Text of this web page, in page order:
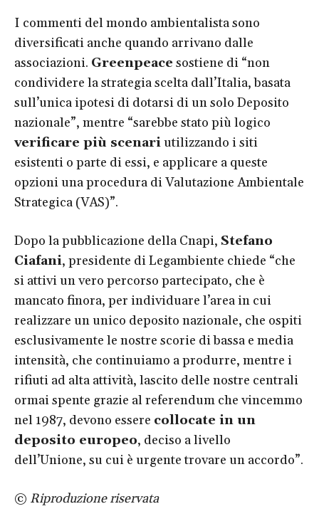
I commenti del mondo ambientalista sono
diversificati anche quando arrivano dalle
associazioni. Greenpeace sostiene di “non
condividere la strategia scelta dall’Italia, basata
sull’unica ipotesi di dotarsi di un solo Deposito
nazionale”, mentre “sarebbe stato più logico
verificare più scenariutilizzando i siti
esistenti o parte di essi, e applicare a queste
opzioni una procedura di Valutazione Ambientale
Strategica (VAS)”.
Dopo la pubblicazione della Cnapi, Stefano
Ciafani, presidente di Legambiente chiede “che
si attivi un vero percorso partecipato, che è
mancato finora, per individuare l’area in cui
realizzare un unico deposito nazionale, che ospiti
esclusivamente le nostre scorie di bassa e media
intensità, che continuiamo a produrre, mentre i
rifiuti ad alta attività, lascito delle nostre centrali
ormai spente grazie al referendum che vincemmo
nel 1987, devono essere collocate in un
deposito europeo, deciso a livello
dell’Unione, su cui è urgente trovare un accordo”.
© Riproduzione riservata